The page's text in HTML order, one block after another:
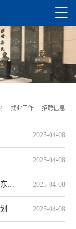
- 就业工作- 招聘信息
2025-04-08
2025-04-08
【招聘信息】中国通信服务广东公司（广东电信实业集团）25届春招 2025-04-08
2025-04-08